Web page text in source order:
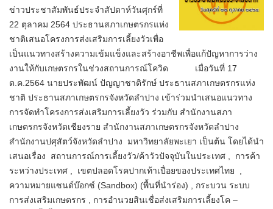
ข่าวประชาสัมพันธ์ประจำสัปดาห์วันศุกร์ที่
22 ตุลาคม 2564 ประธานสภาเกษตรกรแห่ง
ชาติเสนอโครงการส่งเสริมการเลี้ยงวัวเพื่อ
เป็นแนวทางสร้างความเข้มแข็งและสร้างอาชีพเพื่อแก้ปัญหาการว่าง
งานให้กับเกษตรกรในช่วงสถานการณ์​โควิด เมื่อวันที่ 17
ต.ค.2564 นายประพัฒน์ ปัญญาชาติรักษ์ ประธานสภาเกษตรกรแห่ง
ชาติ ประธานสภาเกษตรกรจังหวัดลำปาง เข้าร่วมนำเสนอแนวทาง
การจัดทำโครงการส่งเสริมการเลี้ยงวัว ร่วมกับ​ สำนักงานสภา
เกษตรกรจังหวัดเชียงราย​ สำนักงานสภาเกษตรกร​จังหวัด​ลำปาง​
สำนักงานปศุสัตว์​จังหวัดลำปาง​ มหาวิทยาลัย​พะเยา​ เป็นต้น​ โดยได้นำ
เสนอเรื่อง สถานการณ์การเลี้ยงวัว/ค้าวัวปัจจุบัน​ในประเทศ , การค้า
ระหว่างประเทศ , เขตปลอดโรคปากเท้าเปื่อยของประเทศไทย ,
ความหมายแซนด์บ๊อกซ์ (Sandbox) (พื้นที่นำร่อง) , กระบวน ระบบ
การส่งเสริมเกษตรกร , การอำนวยสินเชื่อส่งเสริมการเลี้ยงโค –